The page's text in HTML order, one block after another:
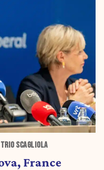
SCAGLIOLA
France